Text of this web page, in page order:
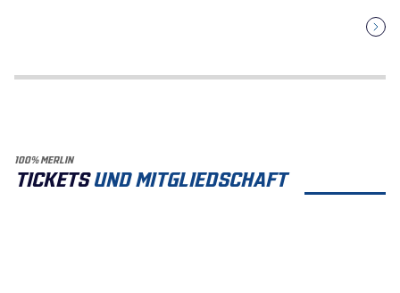
100% MERLIN
TICKETSUND MITGLIEDSCHAFT